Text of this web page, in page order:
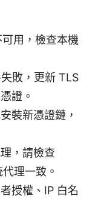
用，檢查本機
敗，更新 TLS
證。
裝新憑證鏈，
，請檢查
理一致。
授權、IP 白名